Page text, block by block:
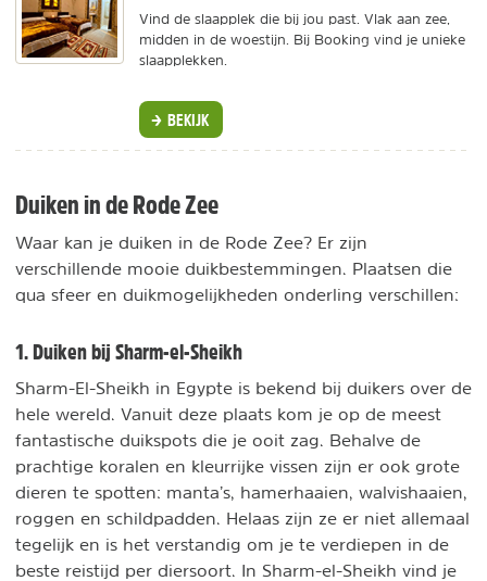
Vind de slaapplek die bij jou past. Vlak aan zee,
midden in de woestijn. Bij Booking vind je unieke
slaapplekken.
BEKIJK
Duiken in de Rode Zee
Waar kan je duiken in de Rode Zee? Er zijn
verschillende mooie duikbestemmingen. Plaatsen die
qua sfeer en duikmogelijkheden onderling verschillen:
1. Duiken bij Sharm-el-Sheikh
Sharm-El-Sheikh in Egypte is bekend bij duikers over de
hele wereld. Vanuit deze plaats kom je op de meest
fantastische duikspots die je ooit zag. Behalve de
prachtige koralen en kleurrijke vissen zijn er ook grote
dieren te spotten: manta’s, hamerhaaien, walvishaaien,
roggen en schildpadden. Helaas zijn ze er niet allemaal
tegelijk en is het verstandig om je te verdiepen in de
beste reistijd per diersoort. In Sharm-el-Sheikh vind je